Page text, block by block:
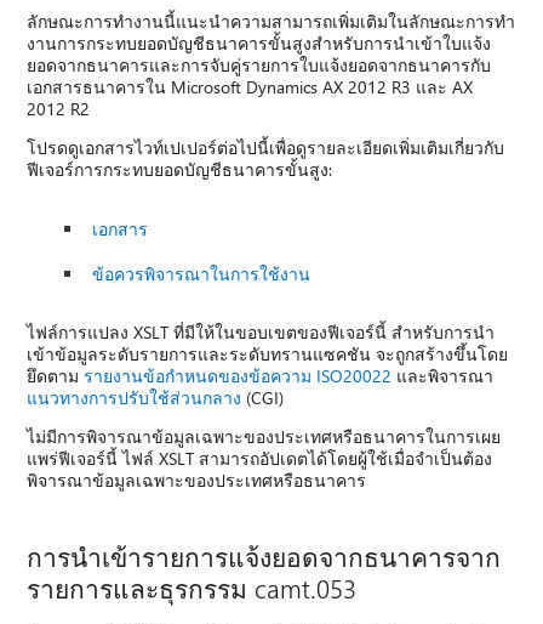
ลักษณะการทํางานนี้แนะนําความสามารถเพิ่มเติมในลักษณะการทํา
งานการกระทบยอดบัญชีธนาคารขั้นสูงสําหรับการนําเข้าใบแจ้ง
ยอดจากธนาคารและการจับคู่รายการใบแจ้งยอดจากธนาคารกับ
เอกสารธนาคารใน Microsoft Dynamics AX 2012 R3 และ AX
2012 R2
โปรดดูเอกสารไวท์เปเปอร์ต่อไปนี้เพื่อดูรายละเอียดเพิ่มเติมเกี่ยวกับ
ฟีเจอร์การกระทบยอดบัญชีธนาคารขั้นสูง:
เอกสาร
ข้อควรพิจารณาในการใช้งาน
ไฟล์การแปลง XSLT ที่มีให้ในขอบเขตของฟีเจอร์นี้ สําหรับการนํา
เข้าข้อมูลระดับรายการและระดับทรานแซคชัน จะถูกสร้างขึ้นโดย
ยึดตามรายงานข้อกําหนดของข้อความ ISO20022 และพิจารณา
แนวทางการปรับใช้ส่วนกลาง (CGI)
ไม่มีการพิจารณาข้อมูลเฉพาะของประเทศหรือธนาคารในการเผย
แพร่ฟีเจอร์นี้ ไฟล์ XSLT สามารถอัปเดตได้โดยผู้ใช้เมื่อจําเป็นต้อง
พิจารณาข้อมูลเฉพาะของประเทศหรือธนาคาร
การนําเข้ารายการแจ้งยอดจากธนาคารจาก
รายการและธุรกรรม camt.053